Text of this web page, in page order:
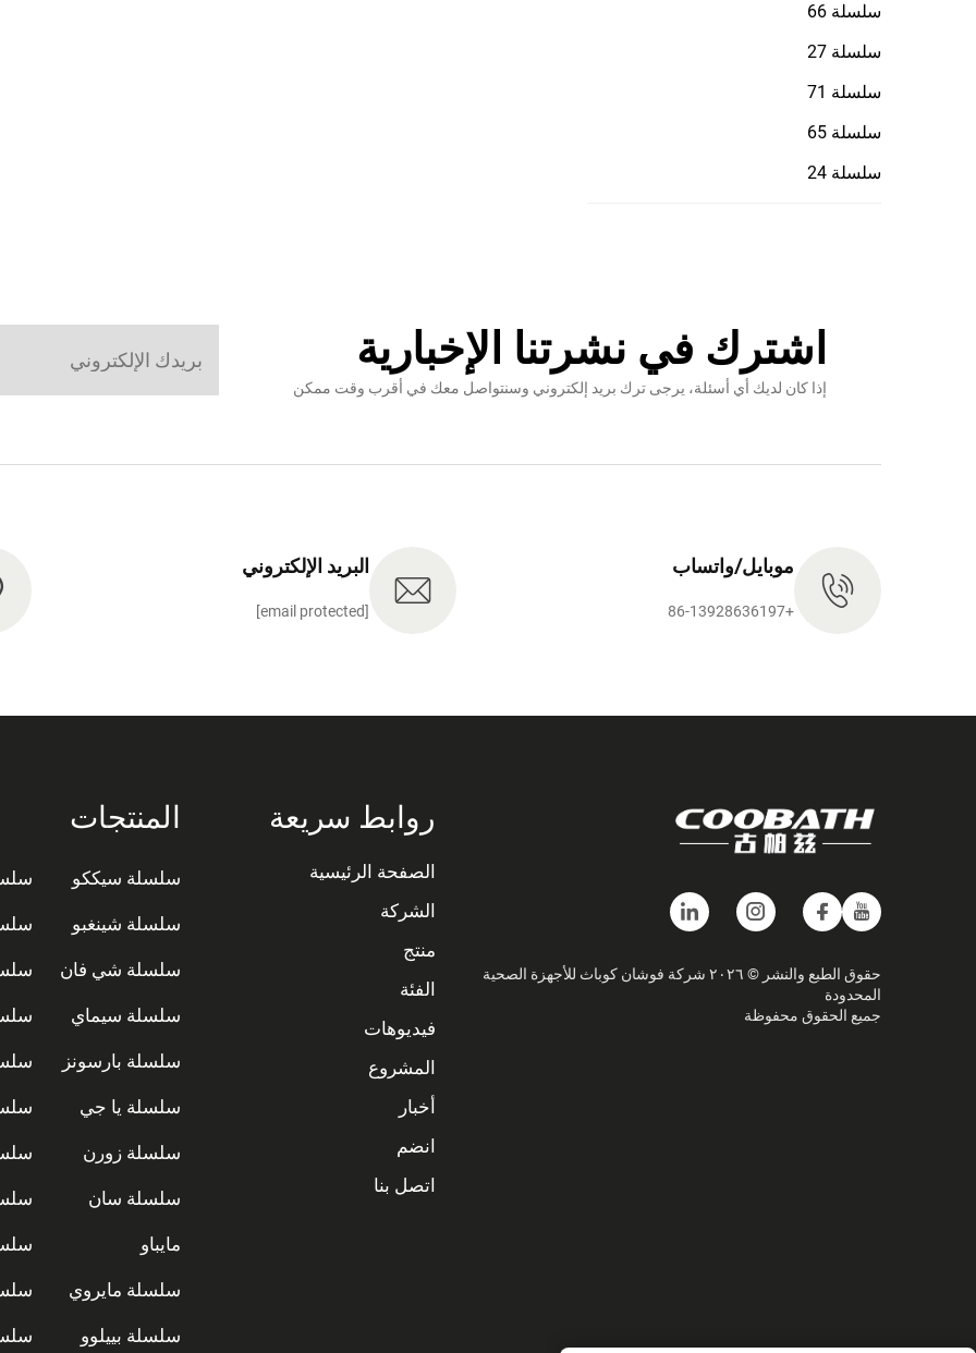
سلسلة 66
سلسلة 27
سلسلة 71
سلسلة 65
سلسلة 24
اشترك في نشرتنا الإخبارية
إذا كان لديك أي أسئلة، يرجى ترك بريد إلكتروني وسنتواصل معك في أقرب وقت ممكن
موبايل/واتساب
+86-13928636197
البريد الإلكتروني
[email protected]
حقوق الطبع والنشر © ٢٠٢٦ شركة فوشان كوباث للأجهزة الصحية
المحدودة
جميع الحقوق محفوظة
روابط سريعة
الصفحة الرئيسية
الشركة
منتج
الفئة
فيديوهات
المشروع
أخبار
انضم
اتصل بنا
المنتجات
سلسلة سيككو
سلسلة شينغبو
سلسلة شي فان
سلسلة سيماي
سلسلة بارسونز
سلسلة يا جي
سلسلة زورن
سلسلة سان
مايباو
سلسلة مايروي
سلسلة بييلوو